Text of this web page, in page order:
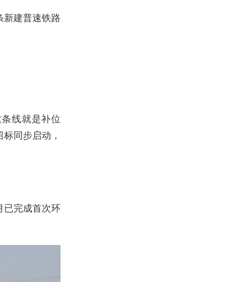
新建普速铁路
线就是补位
同步启动，
已完成首次环